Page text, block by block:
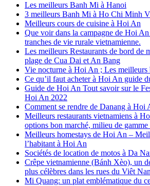
Les meilleurs Banh Mi à Hanoi
3 meilleurs Banh Mi à Ho Chi Minh
Meilleurs cours de cuisine à Hoi An
Que voir dans la campagne de Hoi
tranches de vie rurale vietnamienne.
Les meilleurs Restaurants de bord de
plage de Cua Dai et An Bang
Vie nocturne à Hoi An ; Les meilleurs
Ce qu’il faut acheter à Hoi An guide
Guide de Hoi An Tout savoir sur le
Hoi An 2022
Comment se rendre de Danang à Hoi
Meilleurs restaurants vietnamiens à
options bon marché, milieu de gamme
Meilleurs homestays de Hoi An –
l’habitant à Hoi An
Sociétés de location de motos à Da
Crêpe vietnamienne (Bánh Xèo), un
plus célèbres dans les rues du Viêt
Mi Quang: un plat emblématique du